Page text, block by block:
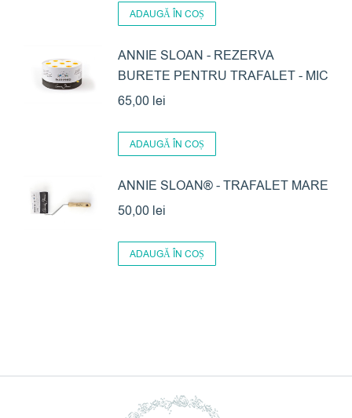
ADAUGĂ ÎN COȘ
ANNIE SLOAN - REZERVA
BURETE PENTRU TRAFALET - MIC
65,00 lei
ADAUGĂ ÎN COȘ
ANNIE SLOAN® - TRAFALET MARE
50,00 lei
ADAUGĂ ÎN COȘ